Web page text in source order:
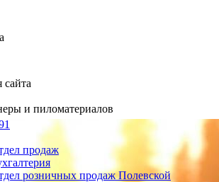
и пиломатериалов
продаж
розничных продаж Полевской